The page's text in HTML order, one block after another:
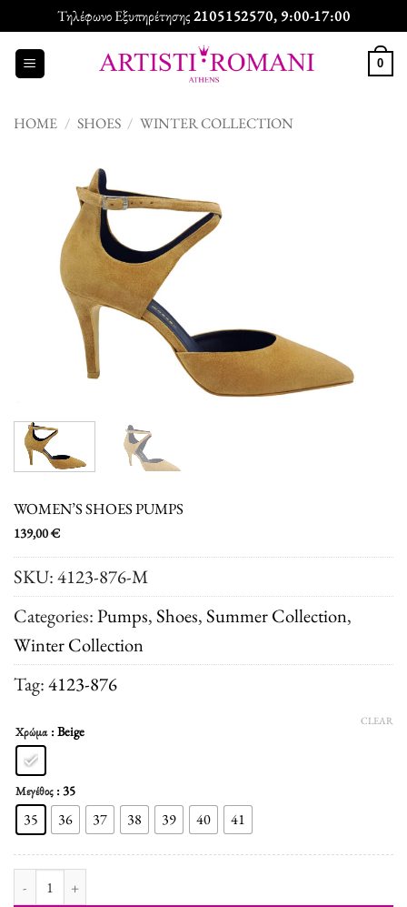
to
content
Τηλέφωνο Εξυπηρέτησης2105152570, 9:00-17:00
0
HOME / SHOES / WINTER COLLECTION
WOMEN’S SHOES PUMPS
139,00€
SKU:4123-876-M
Categories:Pumps,Shoes,Summer Collection,
Winter Collection
Tag:4123-876
Χρώμα : Beige
Μεγέθος : 35
35 36 37 38 39 40 41
CLEAR